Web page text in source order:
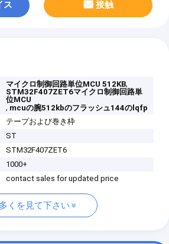
ス 接触
マイクロ制御回路単位MCU 512KB,
STM32F407ZET6マイクロ制御回路単
位MCU
, mcuの腕512kbのフラッシュ144のlqfp
テープおよび巻き枠
ST
STM32F407ZET6
1000+
contact sales for updated price
多くを見て下さい